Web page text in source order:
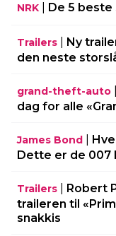
NRK De 5 beste
Trailers
Ny
den neste
grand-theft-auto
dag for alle
James Bond
Dette er de
Trailers
Robert
traileren til
snakkis